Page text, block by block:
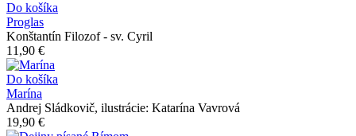
Do košíka
Proglas
Konštantín Filozof - sv. Cyril
11,90 €
Do košíka
Marína
Andrej Sládkovič, ilustrácie: Katarína Vavrová
19,90 €